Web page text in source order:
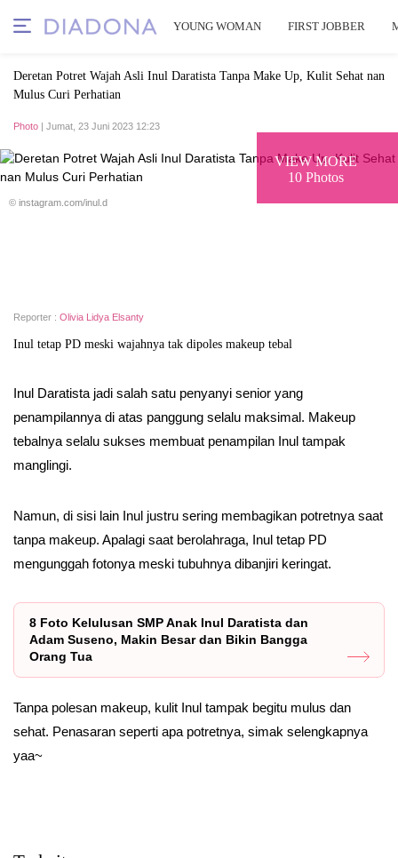
YOUNG WOMAN FIRST JOBBER
Deretan Potret Wajah Asli Inul Daratista Tanpa Make Up, Kulit Sehat nan
Mulus Curi Perhatian
Photo | Jumat, 23 Juni 2023 12:23
VIEW MORE
10 Photos
© instagram.com/inul.d
Reporter : Olivia Lidya Elsanty
Inul tetap PD meski wajahnya tak dipoles makeup tebal
Inul Daratista jadi salah satu penyanyi senior yang
penampilannya di atas panggung selalu maksimal. Makeup
tebalnya selalu sukses membuat penampilan Inul tampak
manglingi.
Namun, di sisi lain Inul justru sering membagikan potretnya saat
tanpa makeup. Apalagi saat berolahraga, Inul tetap PD
mengunggah fotonya meski tubuhnya dibanjiri keringat.
8 Foto Kelulusan SMP Anak Inul Daratista dan
Adam Suseno, Makin Besar dan Bikin Bangga
Orang Tua
Tanpa polesan makeup, kulit Inul tampak begitu mulus dan
sehat. Penasaran seperti apa potretnya, simak selengkapnya
yaa~